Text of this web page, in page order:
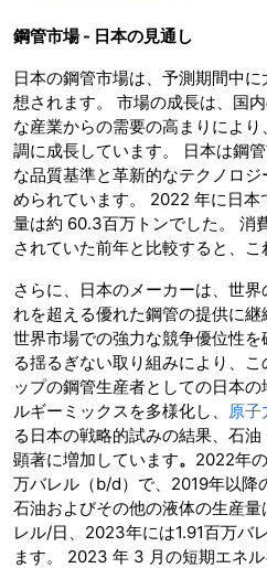
鋼管市場- 日本の見通し
日本の鋼管市場は、予測期間中
想されます。 市場の成長は、国
な産業からの需要の高まりによ
調に成長しています。 日本は鋼
な品質基準と革新的なテクノロ
められています。 2022 年に日
量は約 60.3百万トンでした。 消
されていた前年と比較すると、こ
さらに、日本のメーカーは、世
れを超える優れた鋼管の提供に継
世界市場での強力な競争優位性
る揺るぎない取り組みにより、
ップの鋼管生産者としての日本
ルギーミックスを多様化し、
原子
る日本の戦略的試みの結果、石油
顕著に増加しています。 2022年
万バレル（b/d）で、2019年以降
石油およびその他の液体の生産
レル/日、2023年には1.91百万バ
ます。 2023 年 3 月の短期エネ